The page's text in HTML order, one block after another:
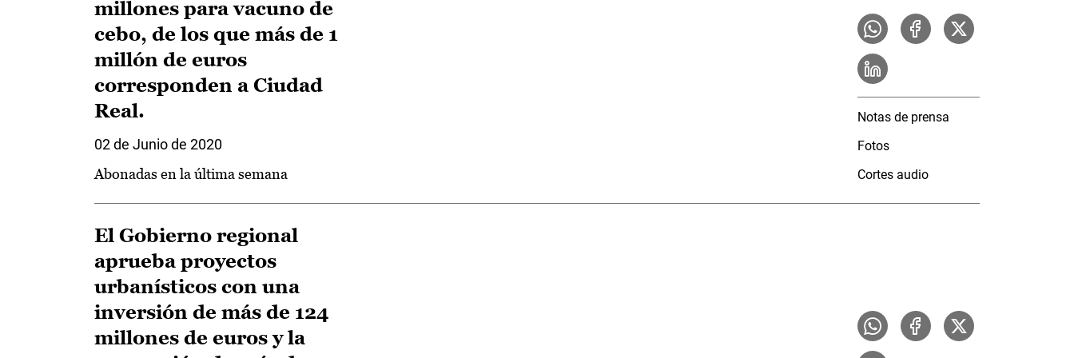
millones para vacuno de
cebo, de los que más de 1
millón de euros
corresponden a Ciudad
Real.
02 de Junio de 2020
Abonadas en la última semana
Notas de prensa
Fotos
Cortes audio
El Gobierno regional
aprueba proyectos
urbanísticos con una
inversión de más de 124
millones de euros y la